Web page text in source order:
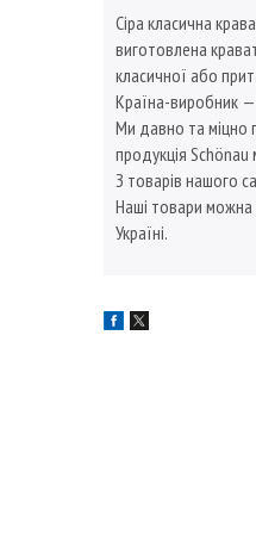
Сіра класична
виготовлена
класичної або
Країна-виробник —
Ми давно та міцно
продукція Schönau
З товарів нашого
Наші товари можна
Україні.